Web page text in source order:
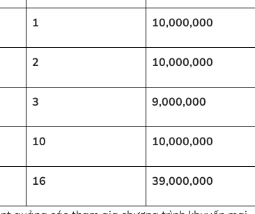
1 10,000,000
2 10,000,000
3 9,000,000
10 10,000,000
16 39,000,000